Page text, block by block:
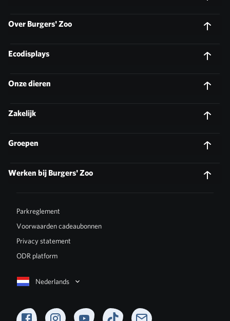
Over Burgers' Zoo
Ecodisplays
Onze dieren
Zakelijk
Groepen
Werken bij Burgers' Zoo
Nederlands
Parkreglement
Voorwaarden cadeaubonnen
Privacy statement
ODR platform